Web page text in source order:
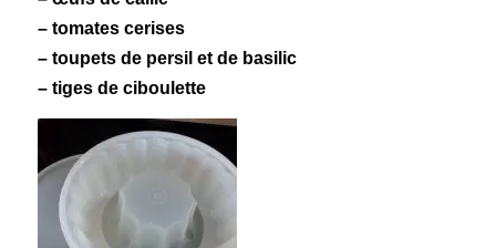
– tomates cerises
– toupets de persil et de basilic
– tiges de ciboulette